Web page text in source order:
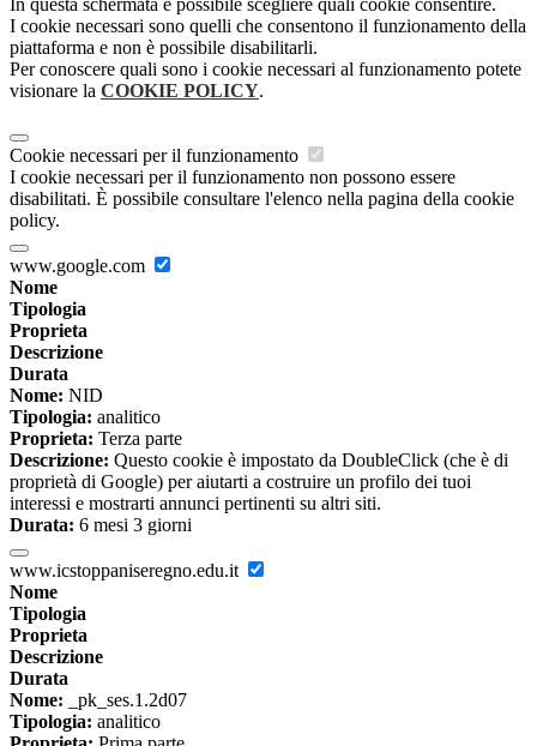
In questa schermata è possibile scegliere quali cookie consentire.
I cookie necessari sono quelli che consentono il funzionamento della
piattaforma e non è possibile disabilitarli.
Per conoscere quali sono i cookie necessari al funzionamento potete
visionare la COOKIE POLICY.
Cookie necessari per il funzionamento
I cookie necessari per il funzionamento non possono essere
disabilitati. È possibile consultare l'elenco nella pagina della cookie
policy.
www.google.com
Nome
Tipologia
Proprieta
Descrizione
Durata
Nome: NID
Tipologia: analitico
Proprieta: Terza parte
Descrizione: Questo cookie è impostato da DoubleClick (che è di
proprietà di Google) per aiutarti a costruire un profilo dei tuoi
interessi e mostrarti annunci pertinenti su altri siti.
Durata: 6 mesi 3 giorni
www.icstoppaniseregno.edu.it
Nome
Tipologia
Proprieta
Descrizione
Durata
Nome: _pk_ses.1.2d07
Tipologia: analitico